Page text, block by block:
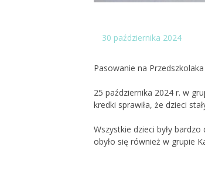
30 października 2024
Pasowanie na
25 października 2024 r. w
kredki sprawiła, że dzieci
Wszystkie dzieci były
obyło się również w grupie